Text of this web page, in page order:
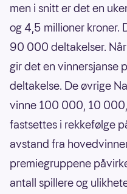
men i snitt er det en
og 4,5 millioner kroner.
90 000 deltakelser.
gir det en vinnersjanse
deltakelse. De øvrige
vinne 100 000, 10
fastsettes i rekkefølge
avstand fra
premiegruppene
antall spillere og